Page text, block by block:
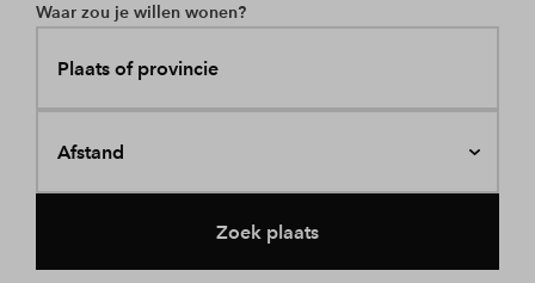
Waar zou je willen wonen?
Plaats of provincie
Afstand
Zoek plaats